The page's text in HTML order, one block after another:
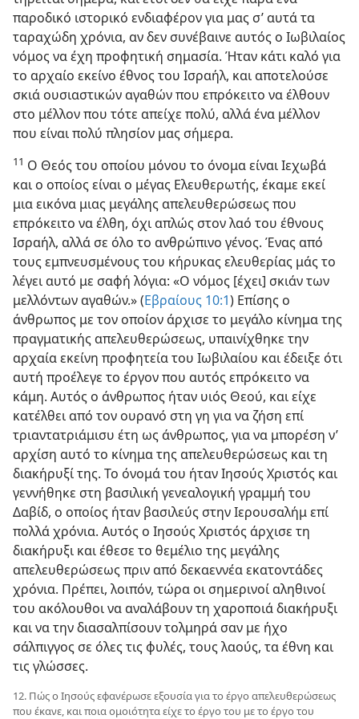
παροδικό ιστορικό ενδιαφέρον για μας σ’ αυτά τα
ταραχώδη χρόνια, αν δεν συνέβαινε αυτός ο Ιωβιλαίος
νόμος να έχη προφητική σημασία. Ήταν κάτι καλό για
το αρχαίο εκείνο έθνος του Ισραήλ, και αποτελούσε
σκιά ουσιαστικών αγαθών που επρόκειτο να έλθουν
στο μέλλον που τότε απείχε πολύ, αλλά ένα μέλλον
που είναι πολύ πλησίον μας σήμερα.
11 Ο Θεός του οποίου μόνου το όνομα είναι Ιεχωβά
και ο οποίος είναι ο μέγας Ελευθερωτής, έκαμε εκεί
μια εικόνα μιας μεγάλης απελευθερώσεως που
επρόκειτο να έλθη, όχι απλώς στον λαό του έθνους
Ισραήλ, αλλά σε όλο το ανθρώπινο γένος. Ένας από
τους εμπνευσμένους του κήρυκας ελευθερίας μάς το
λέγει αυτό με σαφή λόγια: «Ο νόμος [έχει] σκιάν των
μελλόντων αγαθών.» (Εβραίους 10:1) Επίσης ο
άνθρωπος με τον οποίον άρχισε το μεγάλο κίνημα της
πραγματικής απελευθερώσεως, υπαινίχθηκε την
αρχαία εκείνη προφητεία του Ιωβιλαίου και έδειξε ότι
αυτή προέλεγε το έργον που αυτός επρόκειτο να
κάμη. Αυτός ο άνθρωπος ήταν υιός Θεού, και είχε
κατέλθει από τον ουρανό στη γη για να ζήση επί
τριαντατριάμισυ έτη ως άνθρωπος, για να μπορέση ν’
αρχίση αυτό το κίνημα της απελευθερώσεως και τη
διακήρυξί της. Το όνομά του ήταν Ιησούς Χριστός και
γεννήθηκε στη βασιλική γενεαλογική γραμμή του
Δαβίδ, ο οποίος ήταν βασιλεύς στην Ιερουσαλήμ επί
πολλά χρόνια. Αυτός ο Ιησούς Χριστός άρχισε τη
διακήρυξι και έθεσε το θεμέλιο της μεγάλης
απελευθερώσεως πριν από δεκαεννέα εκατοντάδες
χρόνια. Πρέπει, λοιπόν, τώρα οι σημερινοί αληθινοί
του ακόλουθοι να αναλάβουν τη χαροποιά διακήρυξι
και να την διασαλπίσουν τολμηρά σαν με ήχο
σάλπιγγος σε όλες τις φυλές, τους λαούς, τα έθνη και
τις γλώσσες.
12. Πώς ο Ιησούς εφανέρωσε εξουσία για το έργο απελευθερώσεως
που έκανε, και ποια ομοιότητα είχε το έργο του με το έργο του